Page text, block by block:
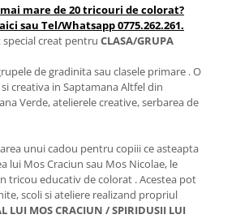
mare de 20 tricouri de colorat?
sau Tel/Whatsapp 0775.262.261.
creat pentru CLASA/GRUPA
de gradinita sau clasele primare . O
creativa in Saptamana Altfel din
Verde, atelierele creative, serbarea de
unui cadou pentru copiii ce asteapta
lui Mos Craciun sau Mos Nicolae, le
tricou educativ de colorat . Acestea pot
scoli si ateliere realizand propriul
LUI MOS CRACIUN / SPIRIDUSII LUI